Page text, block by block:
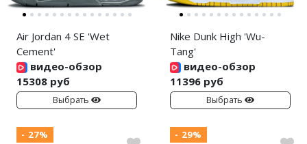
Air Jordan 4 SE 'Wet
Cement'
видео-обзор
15308 руб
Выбрать
Nike Dunk High 'Wu-
Tang'
видео-обзор
11396 руб
Выбрать
- 27% - 29%